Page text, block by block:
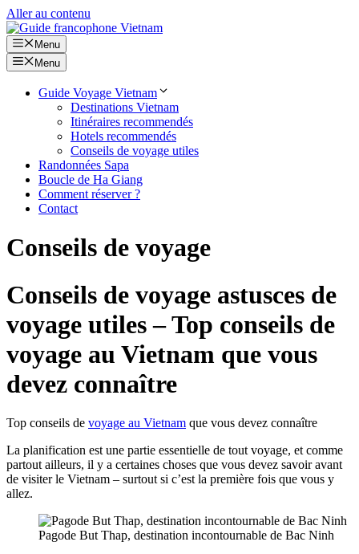
Aller au contenu
Menu
Menu
Guide Voyage Vietnam
Destinations Vietnam
Itinéraires recommendés
Hotels recommendés
Conseils de voyage utiles
Randonnées Sapa
Boucle de Ha Giang
Comment réserver ?
Contact
Conseils de voyage
Conseils de voyage astusces de
voyage utiles – Top conseils de
voyage au Vietnam que vous
devez connaître
Top conseils de voyage au Vietnam que vous devez connaître
La planification est une partie essentielle de tout voyage, et comme
partout ailleurs, il y a certaines choses que vous devez savoir avant
de visiter le Vietnam – surtout si c’est la première fois que vous y
allez.
Pagode But Thap, destination incontournable de Bac Ninh